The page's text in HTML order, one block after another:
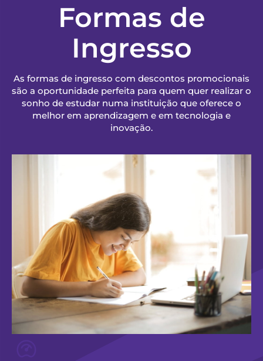
Formas de
Ingresso
As formas de ingresso com descontos promocionais
são a oportunidade perfeita para quem quer realizar o
sonho de estudar numa instituição que oferece o
melhor em aprendizagem e em tecnologia e
inovação.